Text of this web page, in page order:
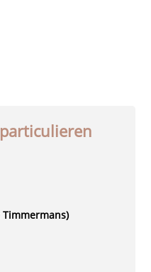
Timmermans)